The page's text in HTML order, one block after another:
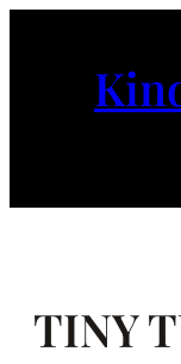
TINY